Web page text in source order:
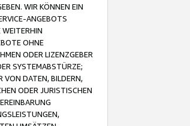
WIR KÖNNEN EIN
ANGEBOTS
WEITERHIN
OHNE
ODER LIZENZGEBER
SYSTEMABSTÜRZE;
VON DATEN, BILDERN,
ODER JURISTISCHEN